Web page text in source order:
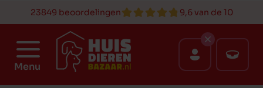
23849 beoordelingen 9,6 van de 10
Menu